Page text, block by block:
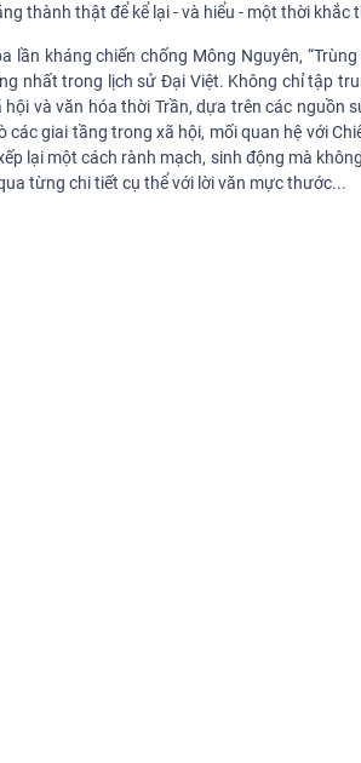
thành thật để kể lại - và hiểu - một thời
kháng chiến chống Mông Nguyên,
nhất trong lịch sử Đại Việt. Không chỉ tập
và văn hóa thời Trần, dựa trên các nguồn
giai tầng trong xã hội, mối quan hệ với
lại một cách rành mạch, sinh động mà
từng chi tiết cụ thể với lời văn mực thước...